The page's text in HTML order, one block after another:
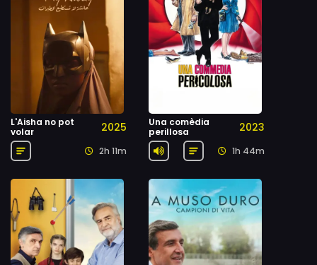
L'Aisha no pot
volar
2025
2h 11m
Una comèdia
perillosa
2023
1h 44m